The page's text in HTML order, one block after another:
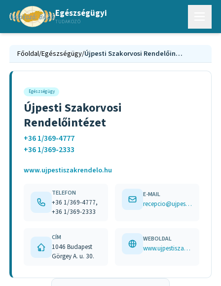
Egészségügyi
TUDAKOZÓ
Főoldal/Egészségügy/ Újpesti Szakorvosi Rendelőintézet
Egészségügy
Újpesti Szakorvosi
Rendelőintézet
+36 1/369-4777
+36 1/369-2333
www.ujpestiszakrendelo.hu
TELEFON
+36 1/369-4777,
+36 1/369-2333
E-MAIL
recepcio@ujpestiszakrendelo.hu
CÍM
1046 Budapest
Görgey A. u. 30.
WEBOLDAL
www.ujpestiszakrendelo.hu